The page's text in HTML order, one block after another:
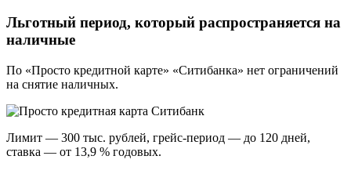
Льготный период, который распространяется на
наличные
По «Просто кредитной карте» «Ситибанка» нет ограничений
на снятие наличных.
Лимит — 300 тыс. рублей, грейс-период — до 120 дней,
ставка — от 13,9 % годовых.